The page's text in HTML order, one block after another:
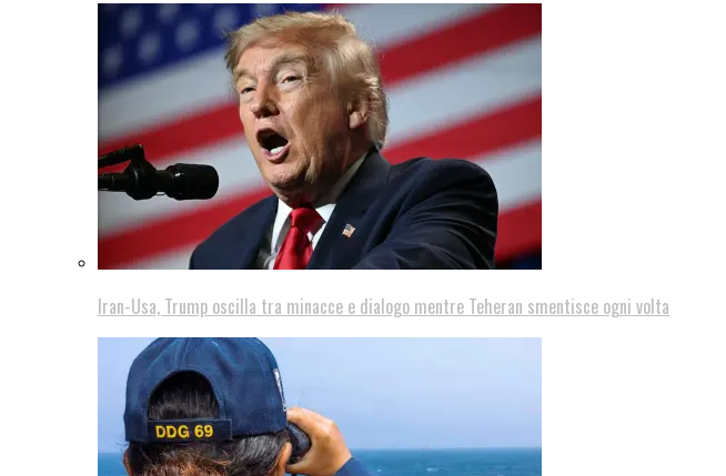
Iran-Usa, Trump oscilla tra minacce e dialogo mentre Teheran smentisce ogni volta